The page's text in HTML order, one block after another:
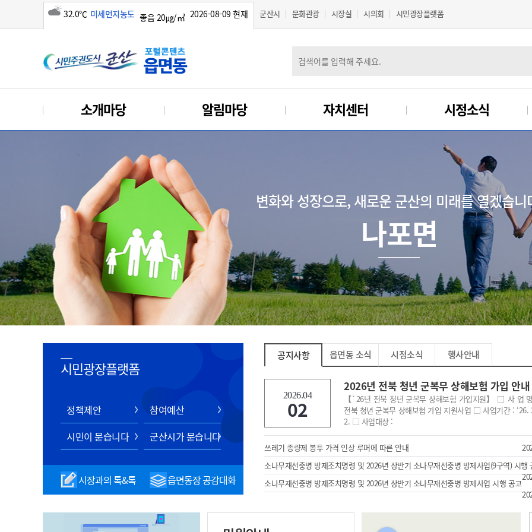
32.0℃ 미세먼지농도 좋음 20㎍/㎥ 2026-08-09 현재 군산시 문화관광 시장실 시의회 시민광장플랫폼
소개마당 알림마당 자치센터 시정소식
변화와 성장으로, 새로운 군산의 미래를 열겠습니
나포면
시민광장플랫폼
정책제안
참여예산
시민이 묻습니다
군산시가 묻습니다
시장과의 톡&톡 읍면동장 공감대화
공지사항 읍면동 소식 시정소식 행사안내
2026.04
02
2026년 전북 청년 군복무 상해보험 가입 안내
【`26년 전북 청년 군복무 상해보험 가입지원】 □ 사 업
전북 청년 군복무 상해보험 가입 지원사업 □ 사업기간 : ‘26.
2. □ 사업대상 :
쓰레기 종량제 봉투 가격 인상 루머에 따른 안내
소나무재선충병 방제조치명령 및 2026년 상반기 소나무재선충병 방제사업(9구역) 시행
소나무재선충병 방제조치명령 및 2026년 상반기 소나무재선충병 방제사업 시행 공고